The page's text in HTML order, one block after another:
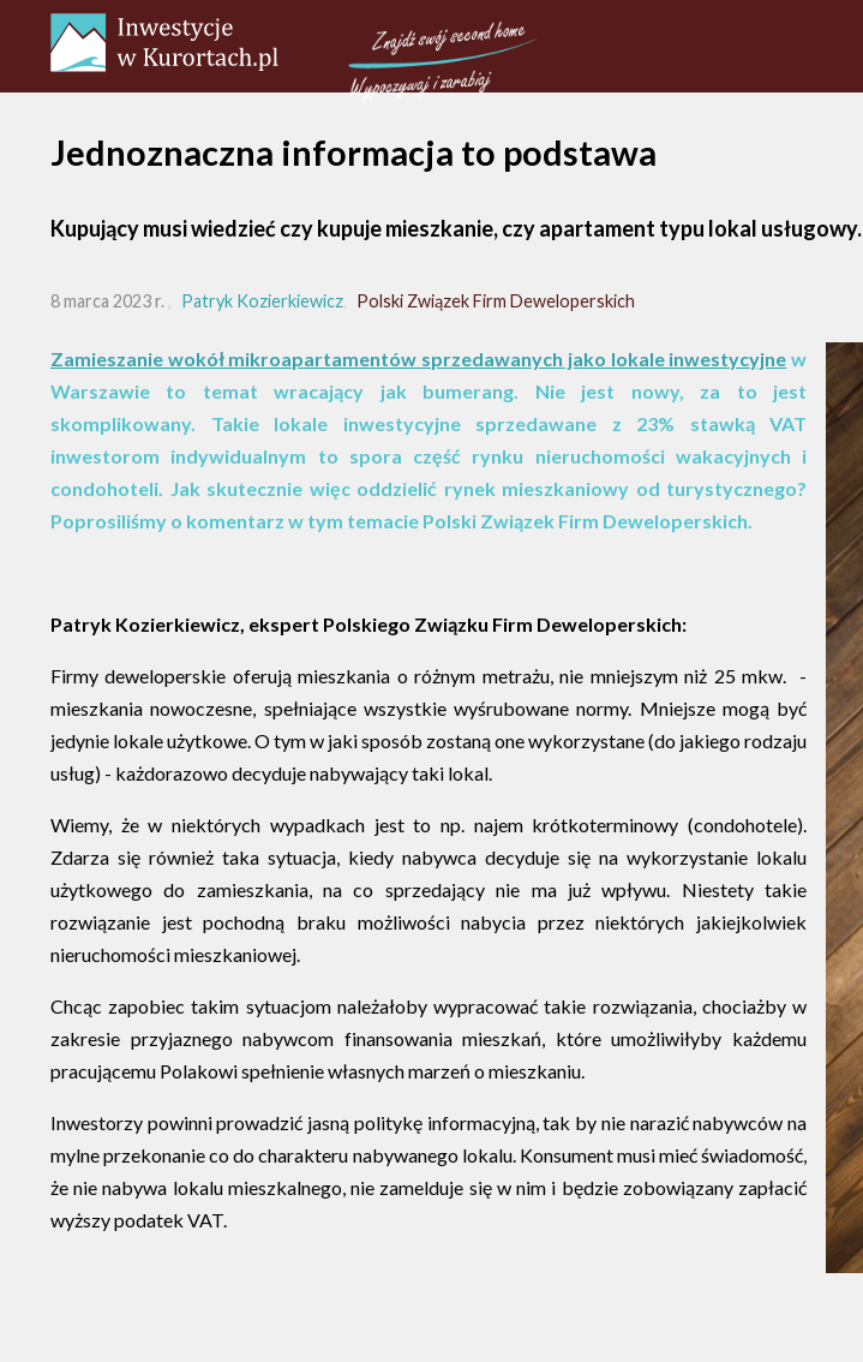
Jednoznaczna informacja to podstawa
Kupujący musi wiedzieć czy kupuje mieszkanie, czy apartament typu lokal usługowy.
8 marca 2023 r. Patryk Kozierkiewicz Polski Związek Firm Deweloperskich
Zamieszanie wokół mikroapartamentów sprzedawanych jako lokale inwestycyjne w
Warszawie to temat wracający jak bumerang. Nie jest nowy, za to jest
skomplikowany. Takie lokale inwestycyjne sprzedawane z 23% stawką VAT
inwestorom indywidualnym to spora część rynku nieruchomości wakacyjnych i
condohoteli. Jak skutecznie więc oddzielić rynek mieszkaniowy od turystycznego?
Poprosiliśmy o komentarz w tym temacie Polski Związek Firm Deweloperskich.
Patryk Kozierkiewicz, ekspert Polskiego Związku Firm Deweloperskich:
Firmy deweloperskie oferują mieszkania o różnym metrażu, nie mniejszym niż 25 mkw. -
mieszkania nowoczesne, spełniające wszystkie wyśrubowane normy. Mniejsze mogą być
jedynie lokale użytkowe. O tym w jaki sposób zostaną one wykorzystane (do jakiego rodzaju
usług) - każdorazowo decyduje nabywający taki lokal.
Wiemy, że w niektórych wypadkach jest to np. najem krótkoterminowy (condohotele).
Zdarza się również taka sytuacja, kiedy nabywca decyduje się na wykorzystanie lokalu
użytkowego do zamieszkania, na co sprzedający nie ma już wpływu. Niestety takie
rozwiązanie jest pochodną braku możliwości nabycia przez niektórych jakiejkolwiek
nieruchomości mieszkaniowej.
Chcąc zapobiec takim sytuacjom należałoby wypracować takie rozwiązania, chociażby w
zakresie przyjaznego nabywcom finansowania mieszkań, które umożliwiłyby każdemu
pracującemu Polakowi spełnienie własnych marzeń o mieszkaniu.
Inwestorzy powinni prowadzić jasną politykę informacyjną, tak by nie narazić nabywców na
mylne przekonanie co do charakteru nabywanego lokalu. Konsument musi mieć świadomość,
że nie nabywa lokalu mieszkalnego, nie zamelduje się w nim i będzie zobowiązany zapłacić
wyższy podatek VAT.